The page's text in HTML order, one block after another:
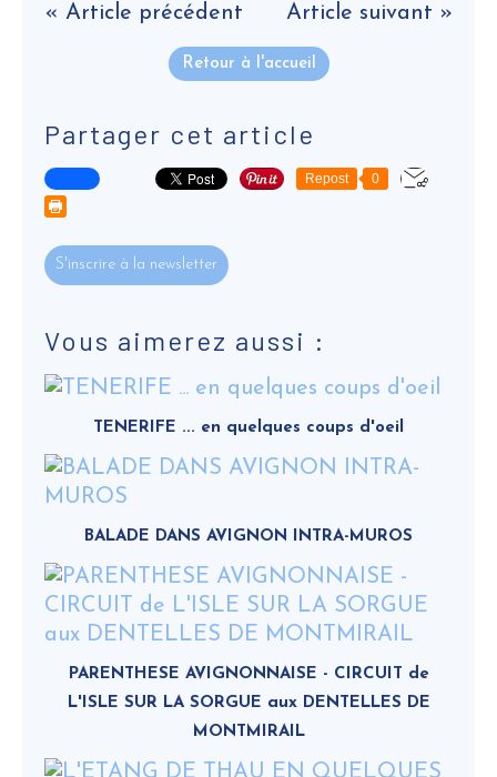
« Article précédent Article suivant »
Retour à l'accueil
Partager cet article
Repost 0
S'inscrire à la newsletter
Vous aimerez aussi :
TENERIFE ... en quelques coups d'oeil
BALADE DANS AVIGNON INTRA-MUROS
PARENTHESE AVIGNONNAISE - CIRCUIT de
L'ISLE SUR LA SORGUE aux DENTELLES DE
MONTMIRAIL